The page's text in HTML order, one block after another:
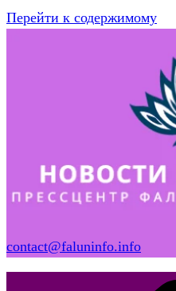
Перейти к содержимому
contact@faluninfo.info